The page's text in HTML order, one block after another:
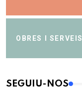
OBRES I SERVEIS
SEGUIU-NOS